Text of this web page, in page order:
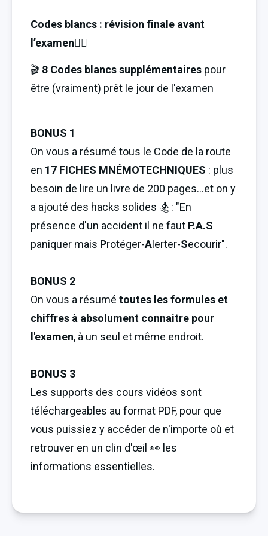
Codes blancs : révision finale avant
l’examen🏄‍♂️
🎬 8 Codes blancs supplémentaires pour
être (vraiment) prêt le jour de l'examen
BONUS 1
On vous a résumé tous le Code de la route
en 17 FICHES MNÉMOTECHNIQUES : plus
besoin de lire un livre de 200 pages...et on y
a ajouté des hacks solides 🏂 : "En
présence d'un accident il ne faut P.A.S
paniquer mais Protéger-Alerter-Secourir".
BONUS 2
On vous a résumé toutes les formules et
chiffres à absolument connaitre pour
l'examen, à un seul et même endroit.
BONUS 3
Les supports des cours vidéos sont
téléchargeables au format PDF, pour que
vous puissiez y accéder de n'importe où et
retrouver en un clin d'œil 👀 les
informations essentielles.